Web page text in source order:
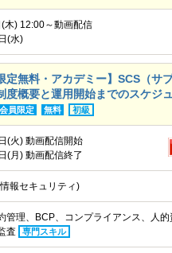
木) 12:00～動画配信
(水)
定無料・アカデミー】SCS（
度概要と運用開始までのスケジ
会員限定 無料 初級
(火) 動画配信開始
(月) 動画配信終了
報セキュリティ)
管理、BCP、コンプライアンス、人
査
専門スキル